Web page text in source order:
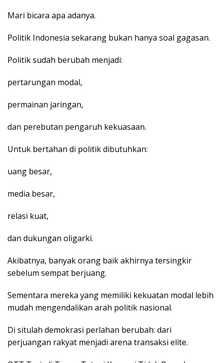
Mari bicara apa adanya.
Politik Indonesia sekarang bukan hanya soal gagasan.
Politik sudah berubah menjadi:
pertarungan modal,
permainan jaringan,
dan perebutan pengaruh kekuasaan.
Untuk bertahan di politik dibutuhkan:
uang besar,
media besar,
relasi kuat,
dan dukungan oligarki.
Akibatnya, banyak orang baik akhirnya tersingkir
sebelum sempat berjuang.
Sementara mereka yang memiliki kekuatan modal lebih
mudah mengendalikan arah politik nasional.
Di situlah demokrasi perlahan berubah: dari
perjuangan rakyat menjadi arena transaksi elite.